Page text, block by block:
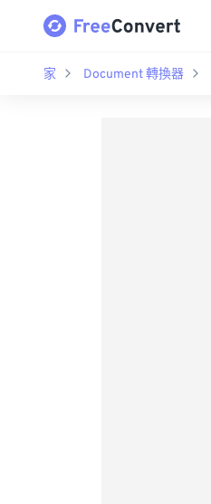
家 Document 轉換器